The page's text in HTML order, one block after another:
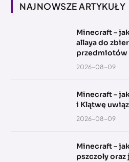
NAJNOWSZE ARTYKUŁY
Minecraft –
allaya do
przedmiotów
2026-08-09
Minecraft –
i Klątwę
2026-08-09
Minecraft –
pszczoły